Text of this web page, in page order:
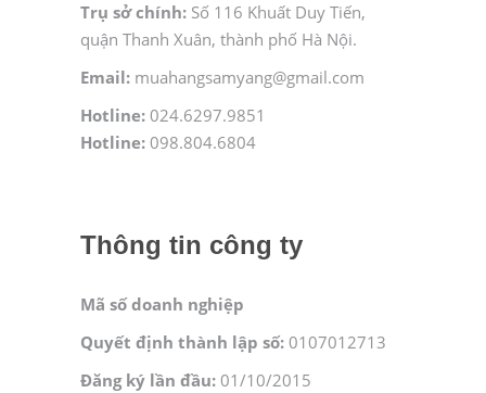
Trụ sở chính: Số 116 Khuất Duy Tiến,
quận Thanh Xuân, thành phố Hà Nội.
Email: muahangsamyang@gmail.com
Hotline: 024.6297.9851
Hotline: 098.804.6804
Thông tin công ty
Mã số doanh nghiệp
Quyết định thành lập số: 0107012713
Đăng ký lần đầu: 01/10/2015